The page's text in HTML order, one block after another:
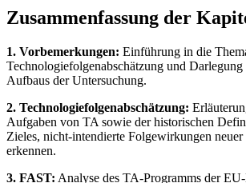
Zusammenfassung der
1. Vorbemerkungen: Einführung in die
Technologiefolgenabschätzung und Darlegung
Aufbaus der Untersuchung.
2. Technologiefolgenabschätzung:
Aufgaben von TA sowie der historischen
Zieles, nicht-intendierte Folgewirkungen
erkennen.
3. FAST: Analyse des TA-Programms der